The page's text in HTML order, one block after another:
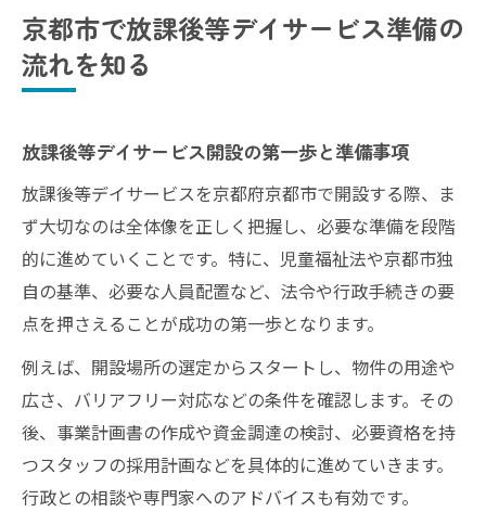
備法
最新基準を押さえた放課後等デイサービス
廃止リスクを避ける放課後等デイサービス
の検討ポイント
申請や公募を通じた放課後等デイサービス開設
術
放課後等デイサービス申請時の注意点と成
功事例
設計画
京都市の放課後等デイサービス申請手順と
書類準備
放課後等デイサービス公募の最新動向と対
京都市で放課後等デイサービス準備の
流れを知る
放課後等デイサービス開設の第一歩と準備事項
放課後等デイサービスを京都府京都市で開設する際、ま
ず大切なのは全体像を正しく把握し、必要な準備を段階
的に進めていくことです。特に、児童福祉法や京都市独
自の基準、必要な人員配置など、法令や行政手続きの要
点を押さえることが成功の第一歩となります。
例えば、開設場所の選定からスタートし、物件の用途や
広さ、バリアフリー対応などの条件を確認します。その
後、事業計画書の作成や資金調達の検討、必要資格を持
つスタッフの採用計画などを具体的に進めていきます。
行政との相談や専門家へのアドバイスも有効です。